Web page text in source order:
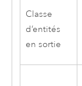
Classe
d’entités
en sortie